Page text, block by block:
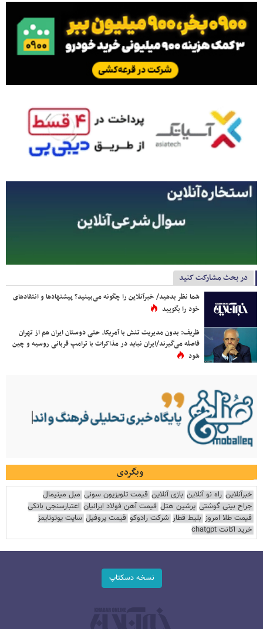
در بحث مشارکت کنید
شما نظر بدهید/ خبرآنلاین را چگونه می‌بینید؟ پیشنهادها و انتقادهای
خود را بگویید
ظریف: بدون مدیریت تنش با آمریکا، حتی دوستان ایران هم از تهران
فاصله می‌گیرند/ایران نباید در مذاکرات با ترامپ قربانی روسیه و چین
شود
وبگردی
خبرآنلاین راه نو آنلاین بازی آنلاین قیمت تلویزیون سونی مبل مینیمال
جراح بینی گوشتی پرشین هتل قیمت آهن فولاد ایرانیان اعتبارسنجی بانکی
قیمت طلا امروز بلیط قطار شرکت رادوکو قیمت پروفیل سایت یوتوتایمز
خرید اکانت chatgpt
نسخه دسکتاپ